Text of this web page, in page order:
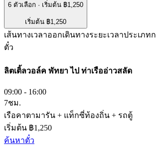
6 ตัวเลือก · เริ่มต้น ฿1,250
เริ่มต้น ฿1,250
เส้นทางเวลาออกเดินทางระยะเวลาประเภท
ตั๋ว
ลิตเติ้ลวอล์ค พัทยาไป ท่าเรืออ่าวสลัด
09:00 - 16:00
7ชม.
เรือคาตามารัน + แท็กซี่ท้องถิ่น + รถตู้
เริ่มต้น ฿1,250
ค้นหาตั๋ว